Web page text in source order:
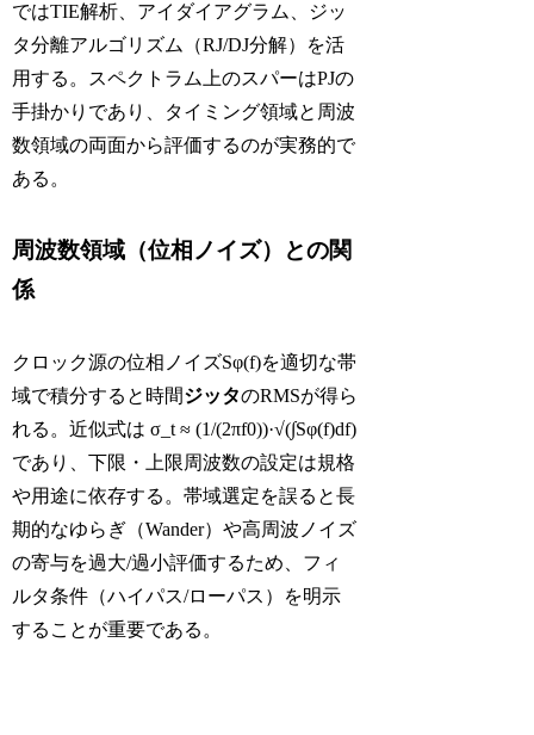
ではTIE解析、アイダイアグラム、ジッ
タ分離アルゴリズム（RJ/DJ分解）を活
用する。スペクトラム上のスパーはPJの
手掛かりであり、タイミング領域と周波
数領域の両面から評価するのが実務的で
ある。
周波数領域（位相ノイズ）との関
係
クロック源の位相ノイズSφ(f)を適切な帯
域で積分すると時間ジッタのRMSが得ら
れる。近似式は σ_t ≈ (1/(2πf0))·√(∫Sφ(f)df)
であり、下限・上限周波数の設定は規格
や用途に依存する。帯域選定を誤ると長
期的なゆらぎ（Wander）や高周波ノイズ
の寄与を過大/過小評価するため、フィ
ルタ条件（ハイパス/ローパス）を明示
することが重要である。